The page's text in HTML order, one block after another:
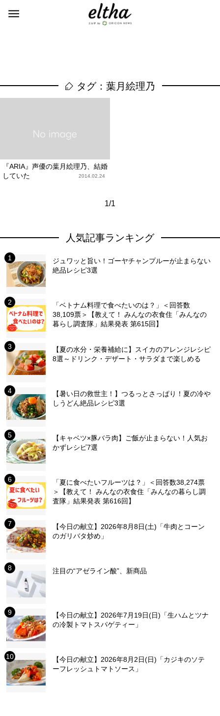
タグ：葉月絵理乃
『ARIA』声優の葉月絵理乃、結婚
していた
2014.02.24
1/1
人気記事ランキング
ジュワッと旨い！ゴーヤチャンプルーが止まらない
絶品レシピ3選
「ベトナム料理で食べたいのは？」＜回答数
38,109票＞【教えて！ みんなの衣食住「みんなの
暮らし調査隊」結果発表 第615回】
【夏の水分・栄養補給に】スイカのアレンジレシピ
8選～ドリンク・デザート・サラダまで楽しめる
【暑い日の救世主！】つるっとさっぱり！夏の冷や
しうどん絶品レシピ3選
【キャベツ×豚バラ肉】ご飯が止まらない！人気お
かずレシピ7選
「夏に食べたいフルーツは？」＜回答数38,274票
＞【教えて！ みんなの衣食住「みんなの暮らし調
査隊」結果発表 第616回】
【今日の献立】2026年8月8日(土)「牛肉とコーン
のガリバタ炒め」
注目の“アゼライン酸”、新商品
【今日の献立】2026年7月19日(日)「生ハムとツナ
の冷製トマトスパゲティー」
【今日の献立】2026年8月2日(日)「カジキのソテ
ーフレッシュトマトソース」